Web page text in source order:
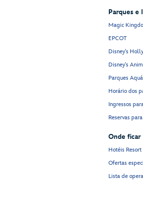
Parques e
Magic
EPCOT
Disney's
Disney's
Parques
Horário dos
Ingressos
Reservas
Onde ficar
Hotéis Resort
Ofertas
Lista de